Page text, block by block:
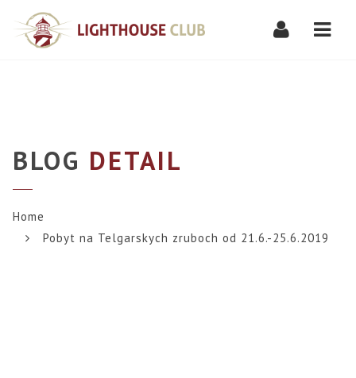
BLOG DETAIL
Home
Pobyt na Telgarskych zruboch od 21.6.-25.6.2019